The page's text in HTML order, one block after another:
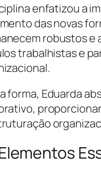
enfatizou a
das novas
robustos e
trabalhistas e
forma, Eduarda